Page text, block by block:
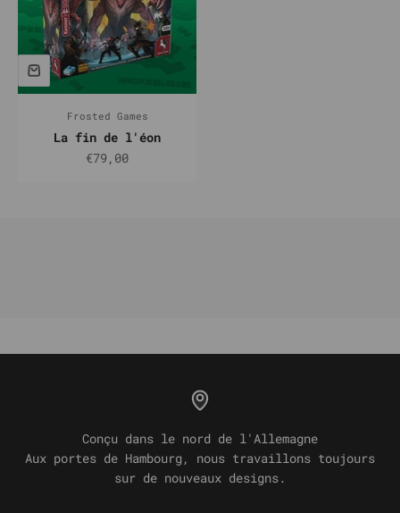
Frosted Games
La fin de l'éon
Prix de vente
€79,00
Conçu dans le nord de l'Allemagne
Aux portes de Hambourg, nous travaillons toujours
sur de nouveaux designs.